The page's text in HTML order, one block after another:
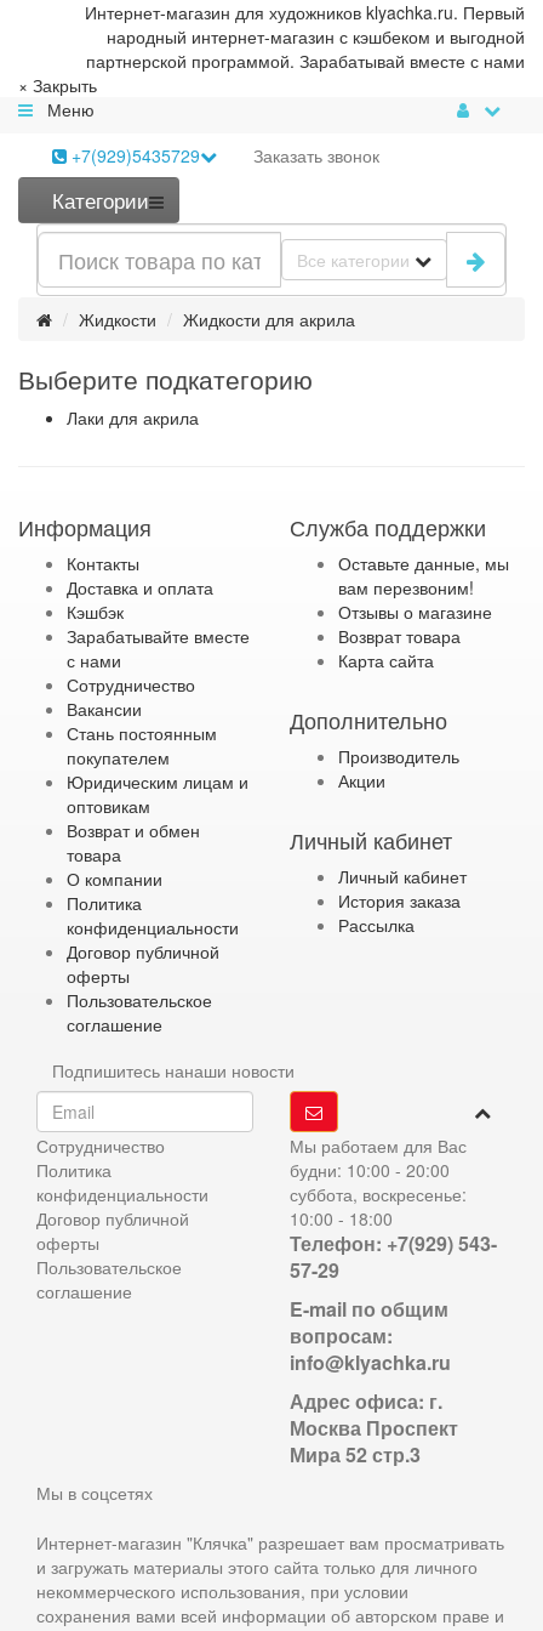
Интернет-магазин для художников klyachka.ru. Первый
народный интернет-магазин с кэшбеком и выгодной
партнерской программой. Зарабатывай вместе с нами
× Закрыть
Меню
+7(929)5435729
Заказать звонок
Категории
Все категории
Жидкости Жидкости для акрила
Выберите подкатегорию
Лаки для акрила
Информация
Контакты
Доставка и оплата
Кэшбэк
Зарабатывайте вместе
с нами
Сотрудничество
Вакансии
Стань постоянным
покупателем
Юридическим лицам и
оптовикам
Возврат и обмен
товара
О компании
Политика
конфиденциальности
Договор публичной
оферты
Пользовательское
соглашение
Служба поддержки
Оставьте данные, мы
вам перезвоним!
Отзывы о магазине
Возврат товара
Карта сайта
Дополнительно
Производитель
Акции
Личный кабинет
Личный кабинет
История заказа
Рассылка
Подпишитесь нанаши новости
Сотрудничество
Политика
конфиденциальности
Договор публичной
оферты
Пользовательское
соглашение
Мы работаем для Вас
будни: 10:00 - 20:00
суббота, воскресенье:
10:00 - 18:00
Телефон: +7(929) 543-
57-29
E-mail по общим
вопросам:
info@klyachka.ru
Адрес офиса: г.
Москва Проспект
Мира 52 стр.3
Мы в соцсетях
Интернет-магазин "Клячка" разрешает вам просматривать
и загружать материалы этого сайта только для личного
некоммерческого использования, при условии
сохранения вами всей информации об авторском праве и